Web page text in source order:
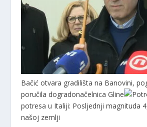
Bačić otvara gradilišta na Banovini,
poručila dogradonačelnica Gline
potresa u Italiji: Posljednji magnituda
našoj zemlji